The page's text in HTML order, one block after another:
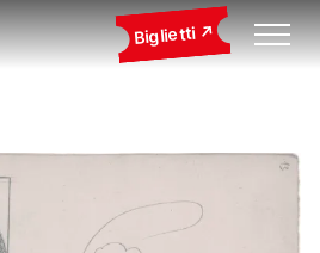
Biglietti